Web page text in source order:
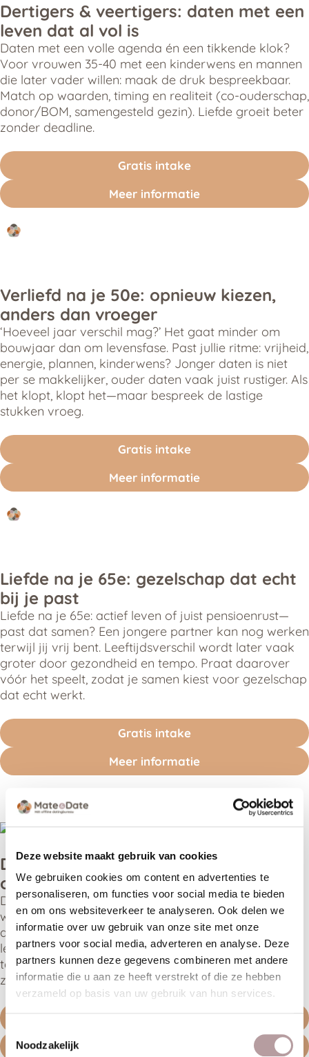
Deze website maakt gebruik van cookies
We gebruiken cookies om content en advertenties te
personaliseren, om functies voor social media te bieden
en om ons websiteverkeer te analyseren. Ook delen we
informatie over uw gebruik van onze site met onze
partners voor social media, adverteren en analyse. Deze
partners kunnen deze gegevens combineren met andere
informatie die u aan ze heeft verstrekt of die ze hebben
verzameld op basis van uw gebruik van hun services.
Toestemmingsselectie
Noodzakelijk
Dertigers & veertigers: daten met een
leven dat al vol is
Daten met een volle agenda én een tikkende klok?
Voor vrouwen 35-40 met een kinderwens en mannen
die later vader willen: maak de druk bespreekbaar.
Match op waarden, timing en realiteit (co-ouderschap,
donor/BOM, samengesteld gezin). Liefde groeit beter
zonder deadline.
Gratis intake
Meer informatie
Verliefd na je 50e: opnieuw kiezen,
anders dan vroeger
‘Hoeveel jaar verschil mag?’ Het gaat minder om
bouwjaar dan om levensfase. Past jullie ritme: vrijheid,
energie, plannen, kinderwens? Jonger daten is niet
per se makkelijker, ouder daten vaak juist rustiger. Als
het klopt, klopt het—maar bespreek de lastige
stukken vroeg.
Gratis intake
Meer informatie
Liefde na je 65e: gezelschap dat echt
bij je past
Liefde na je 65e: actief leven of juist pensioenrust—
past dat samen? Een jongere partner kan nog werken
terwijl jij vrij bent. Leeftijdsverschil wordt later vaak
groter door gezondheid en tempo. Praat daarover
vóór het speelt, zodat je samen kiest voor gezelschap
dat echt werkt.
Gratis intake
Meer informatie
Daten na verlies: opnieuw verbinden
op jouw tempo
Daten na verlies: je hoeft niet te ‘samensmelten’ om
weer lief te hebben. Denk in team: wat voeg je toe
aan elkaars leven, op jouw tempo. Leeftijd of
levensfase kan extra gevoelig zijn—doorbreek het
taboe en benoem wat je nodig hebt. Van ik naar wij,
zonder jezelf kwijt te raken.